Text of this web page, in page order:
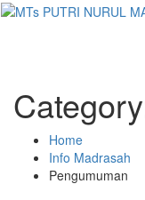
Home
Info Madrasah
Pengumuman